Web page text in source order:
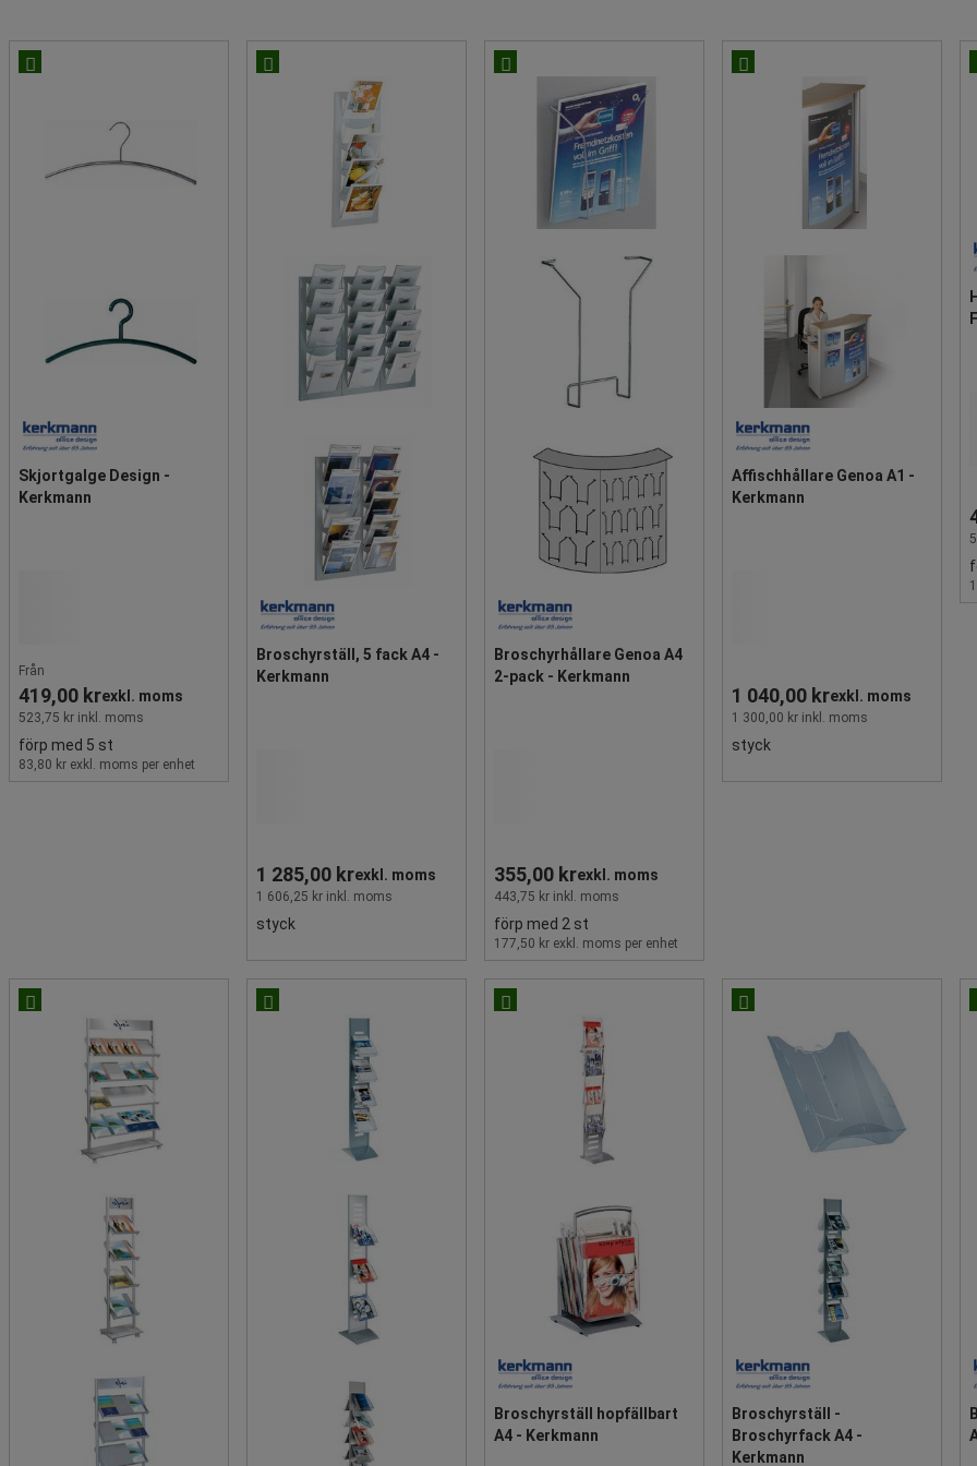
Skjortgalge Design -
Kerkmann
Från
419,00 krexkl. moms
523,75 kr inkl. moms
förp med 5 st
83,80 kr exkl. moms per enhet
Broschyrställ, 5 fack A4 -
Kerkmann
1 285,00 krexkl. moms
1 606,25 kr inkl. moms
styck
Broschyrhållare Genoa A4
2-pack - Kerkmann
355,00 krexkl. moms
443,75 kr inkl. moms
förp med 2 st
177,50 kr exkl. moms per enhet
Affischhållare Genoa A1 -
Kerkmann
1 040,00 krexkl. moms
1 300,00 kr inkl. moms
styck
Broschyrställ hopfällbart
A4 - Kerkmann
Broschyrställ -
Broschyrfack A4 -
Kerkmann